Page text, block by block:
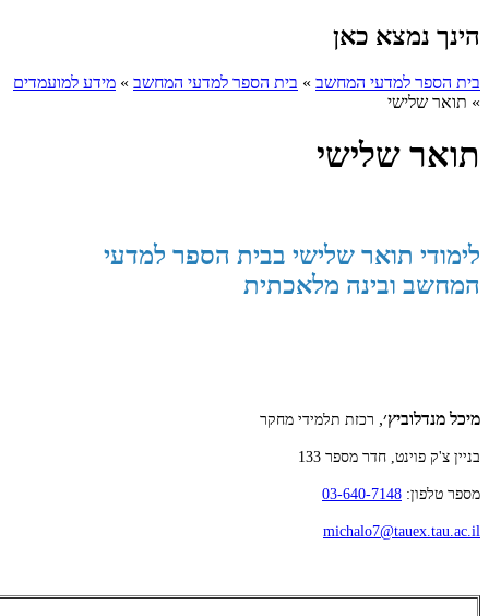
הינך נמצא כאן
בית הספר למדעי המחשב » בית הספר למדעי המחשב » מידע למועמדים
» תואר שלישי
תואר שלישי
לימודי תואר שלישי בבית הספר למדעי
המחשב ובינה מלאכתית
מיכל מנדלוביץ׳, רכזת תלמידי מחקר
בניין צ'ק פוינט, חדר מספר 133
מספר טלפון: 03-640-7148
michalo7@tauex.tau.ac.il